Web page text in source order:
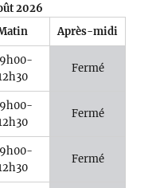
2026
Après-midi
Fermé
Fermé
Fermé